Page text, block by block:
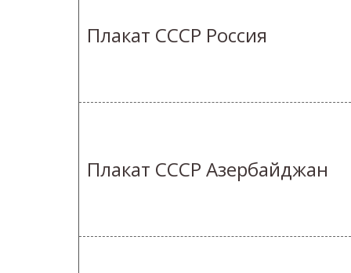
Плакат СССР Россия
Плакат СССР Азербайджан